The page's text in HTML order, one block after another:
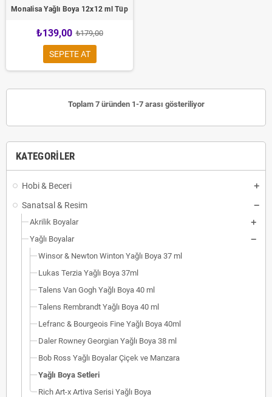
KATEGORILER
Hobi & Beceri
Sanatsal & Resim
Akrilik Boyalar
Yağlı Boyalar
Winsor & Newton Winton Yağlı Boya 37 ml
Lukas Terzia Yağlı Boya 37ml
Talens Van Gogh Yağlı Boya 40 ml
Talens Rembrandt Yağlı Boya 40 ml
Lefranc & Bourgeois Fine Yağlı Boya 40ml
Daler Rowney Georgian Yağlı Boya 38 ml
Bob Ross Yağlı Boyalar Çiçek ve Manzara
Yağlı Boya Setleri
Rich Art-x Artiva Serisi Yağlı Boya
Monalisa Yağlı Boya 12x12 ml Tüp
₺139,00 ₺179,00
SEPETE AT
Toplam 7 üründen 1-7 arası gösteriliyor